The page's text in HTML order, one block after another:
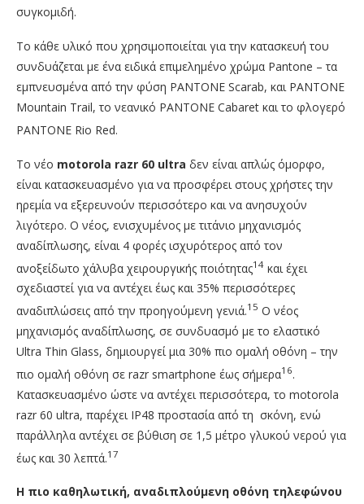
συγκομιδή.
Το κάθε υλικό που χρησιμοποιείται για την κατασκευή του
συνδυάζεται με ένα ειδικά επιμελημένο χρώμα Pantone – τα
εμπνευσμένα από την φύση PANTONE Scarab, και PANTONE
Mountain Trail, το νεανικό PANTONE Cabaret και το φλογερό
PANTONE Rio Red.
Το νέο motorola razr 60 ultra δεν είναι απλώς όμορφο,
είναι κατασκευασμένο για να προσφέρει στους χρήστες την
ηρεμία να εξερευνούν περισσότερο και να ανησυχούν
λιγότερο. O νέoς, ενισχυμένος με τιτάνιο μηχανισμός
αναδίπλωσης, είναι 4 φορές ισχυρότερος από τον
ανοξείδωτο χάλυβα χειρουργικής ποιότητας14 και έχει
σχεδιαστεί για να αντέχει έως και 35% περισσότερες
αναδιπλώσεις από την προηγούμενη γενιά.15 O νέoς
μηχανισμός αναδίπλωσης, σε συνδυασμό με το ελαστικό
Ultra Thin Glass, δημιουργεί μια 30% πιο ομαλή οθόνη – την
πιο ομαλή οθόνη σε razr smartphone έως σήμερα16.
Κατασκευασμένο ώστε να αντέχει περισσότερα, το motorola
razr 60 ultra, παρέχει IP48 προστασία από τη σκόνη, ενώ
παράλληλα αντέχει σε βύθιση σε 1,5 μέτρο γλυκού νερού για
έως και 30 λεπτά.17
Η πιο καθηλωτική, αναδιπλούμενη οθόνη τηλεφώνου